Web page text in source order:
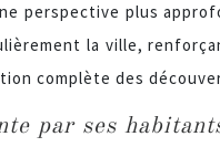
perspective plus
la ville,
complète des
par ses